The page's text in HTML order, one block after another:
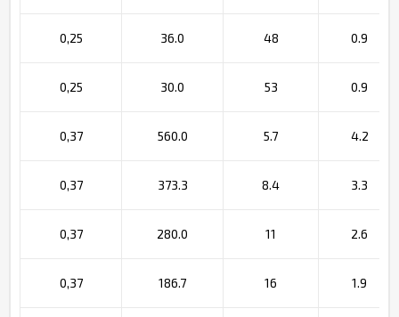
0,25 36.0 48 0.9
0,25 30.0 53 0.9
0,37 560.0 5.7 4.2
0,37 373.3 8.4 3.3
0,37 280.0 11 2.6
0,37 186.7 16 1.9